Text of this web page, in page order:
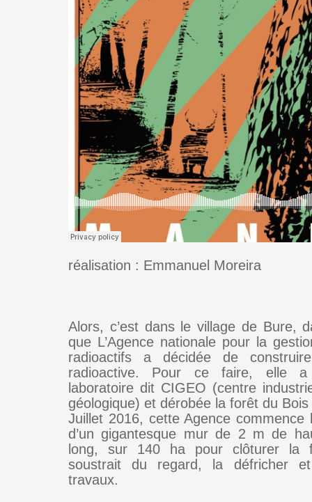
réalisation : Emmanuel Moreira
Alors, c’est dans le village de Bure,
que L’Agence nationale pour la
radioactifs a décidée de
radioactive. Pour ce faire, elle
laboratoire dit CIGEO (centre
géologique) et dérobée la forêt du
Juillet 2016, cette Agence commence
d’un gigantesque mur de 2 m de
long, sur 140 ha pour clôturer la
soustrait du regard, la défricher
travaux.